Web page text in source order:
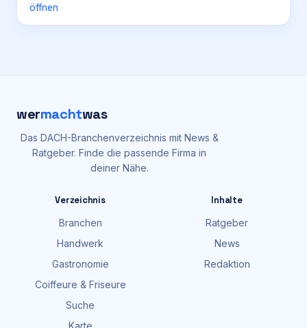
öffnen
wermachtwas
Das DACH-Branchenverzeichnis mit News &
Ratgeber. Finde die passende Firma in
deiner Nähe.
Verzeichnis
Branchen
Handwerk
Gastronomie
Coiffeure & Friseure
Suche
Karte
Inhalte
Ratgeber
News
Redaktion